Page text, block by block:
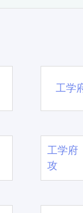
工学
工学府
攻